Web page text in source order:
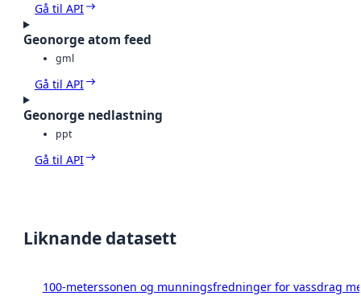
Gå til API
Geonorge atom feed
gml
Gå til API
Geonorge nedlastning
ppt
Gå til API
Liknande datasett
100-meterssonen og munningsfredninger for vassdrag